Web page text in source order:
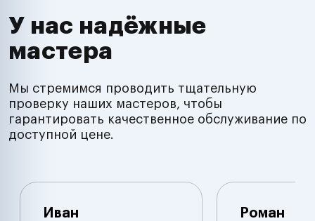
У нас надёжные
мастера
Мы стремимся проводить тщательную
проверку наших мастеров, чтобы
гарантировать качественное обслуживание по
доступной цене.
Иван Роман